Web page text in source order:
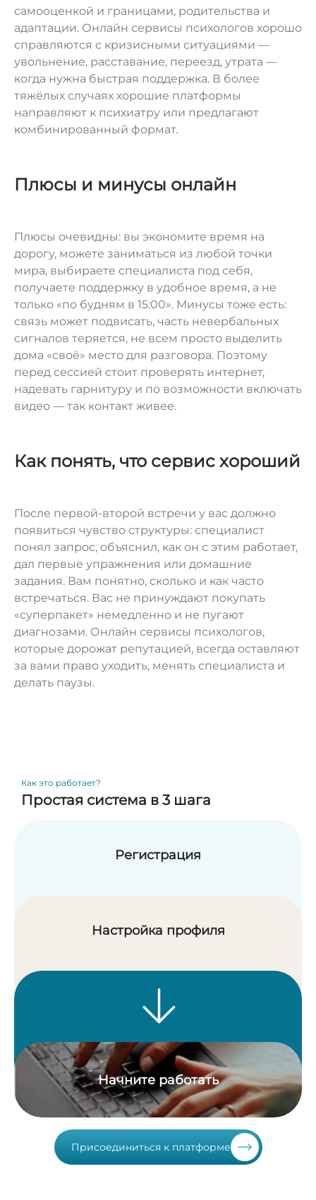
самооценкой и границами, родительства и
адаптации. Онлайн сервисы психологов хорошо
справляются с кризисными ситуациями —
увольнение, расставание, переезд, утрата —
когда нужна быстрая поддержка. В более
тяжёлых случаях хорошие платформы
направляют к психиатру или предлагают
комбинированный формат.
Плюсы и минусы онлайн
Плюсы очевидны: вы экономите время на
дорогу, можете заниматься из любой точки
мира, выбираете специалиста под себя,
получаете поддержку в удобное время, а не
только «по будням в 15:00». Минусы тоже есть:
связь может подвисать, часть невербальных
сигналов теряется, не всем просто выделить
дома «своё» место для разговора. Поэтому
перед сессией стоит проверять интернет,
надевать гарнитуру и по возможности включать
видео — так контакт живее.
Как понять, что сервис хороший
После первой-второй встречи у вас должно
появиться чувство структуры: специалист
понял запрос, объяснил, как он с этим работает,
дал первые упражнения или домашние
задания. Вам понятно, сколько и как часто
встречаться. Вас не принуждают покупать
«суперпакет» немедленно и не пугают
диагнозами. Онлайн сервисы психологов,
которые дорожат репутацией, всегда оставляют
за вами право уходить, менять специалиста и
делать паузы.
Как это работает?
Простая система в 3 шага
Регистрация
Настройка профиля
Начните работать
Присоединиться к платформе